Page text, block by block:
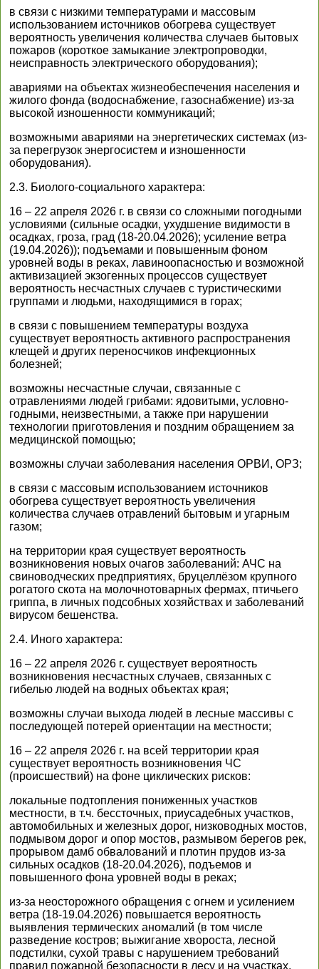
в связи с низкими температурами и массовым
использованием источников обогрева существует
вероятность увеличения количества случаев бытовых
пожаров (короткое замыкание электропроводки,
неисправность электрического оборудования);
авариями на объектах жизнеобеспечения населения и
жилого фонда (водоснабжение, газоснабжение) из-за
высокой изношенности коммуникаций;
возможными авариями на энергетических системах (из-
за перегрузок энергосистем и изношенности
оборудования).
2.3. Биолого-социального характера:
16 – 22 апреля 2026 г. в связи со сложными погодными
условиями (сильные осадки, ухудшение видимости в
осадках, гроза, град (18-20.04.2026); усиление ветра
(19.04.2026)); подъемами и повышенным фоном
уровней воды в реках, лавиноопасностью и возможной
активизацией экзогенных процессов существует
вероятность несчастных случаев с туристическими
группами и людьми, находящимися в горах;
в связи с повышением температуры воздуха
существует вероятность активного распространения
клещей и других переносчиков инфекционных
болезней;
возможны несчастные случаи, связанные с
отравлениями людей грибами: ядовитыми, условно-
годными, неизвестными, а также при нарушении
технологии приготовления и поздним обращением за
медицинской помощью;
возможны случаи заболевания населения ОРВИ, ОРЗ;
в связи с массовым использованием источников
обогрева существует вероятность увеличения
количества случаев отравлений бытовым и угарным
газом;
на территории края существует вероятность
возникновения новых очагов заболеваний: АЧС на
свиноводческих предприятиях, бруцеллёзом крупного
рогатого скота на молочнотоварных фермах, птичьего
гриппа, в личных подсобных хозяйствах и заболеваний
вирусом бешенства.
2.4. Иного характера:
16 – 22 апреля 2026 г. существует вероятность
возникновения несчастных случаев, связанных с
гибелью людей на водных объектах края;
возможны случаи выхода людей в лесные массивы с
последующей потерей ориентации на местности;
16 – 22 апреля 2026 г. на всей территории края
существует вероятность возникновения ЧС
(происшествий) на фоне циклических рисков:
локальные подтопления пониженных участков
местности, в т.ч. бессточных, приусадебных участков,
автомобильных и железных дорог, низководных мостов,
подмывом дорог и опор мостов, размывом берегов рек,
прорывом дамб обвалований и плотин прудов из-за
сильных осадков (18-20.04.2026), подъемов и
повышенного фона уровней воды в реках;
из-за неосторожного обращения с огнем и усилением
ветра (18-19.04.2026) повышается вероятность
выявления термических аномалий (в том числе
разведение костров; выжигание хвороста, лесной
подстилки, сухой травы с нарушением требований
правил пожарной безопасности в лесу и на участках,